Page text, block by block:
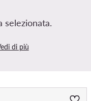
di più